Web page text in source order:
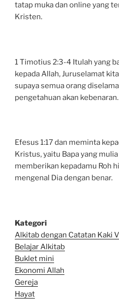
tatap muka dan online yang
Kristen.
1 Timotius 2:3-4 Itulah yang
kepada Allah, Juruselamat
supaya semua orang
pengetahuan akan kebenaran.
Efesus 1:17 dan meminta
Kristus, yaitu Bapa yang
memberikan kepadamu Roh
mengenal Dia dengan benar.
Kategori
Alkitab dengan Catatan Kaki
Belajar Alkitab
Buklet mini
Ekonomi Allah
Gereja
Hayat